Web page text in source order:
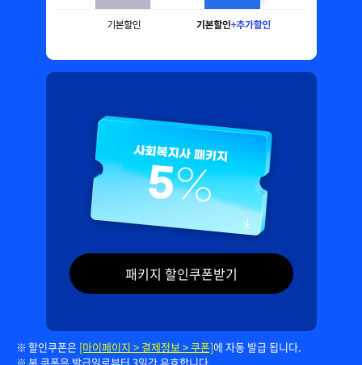
패키지 할인쿠폰받기
할인쿠폰은 [마이페이지 > 결제정보 > 쿠폰]에 자동 발급 됩니다.